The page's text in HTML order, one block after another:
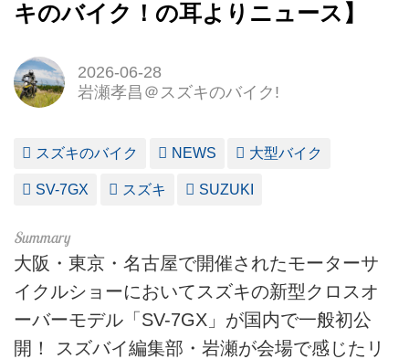
キのバイク！の耳よりニュース】
2026-06-28
岩瀬孝昌＠スズキのバイク!
スズキのバイク NEWS 大型バイク
SV-7GX スズキ SUZUKI
大阪・東京・名古屋で開催されたモーターサ
イクルショーにおいてスズキの新型クロスオ
ーバーモデル「SV-7GX」が国内で一般初公
開！ スズバイ編集部・岩瀬が会場で感じたリ